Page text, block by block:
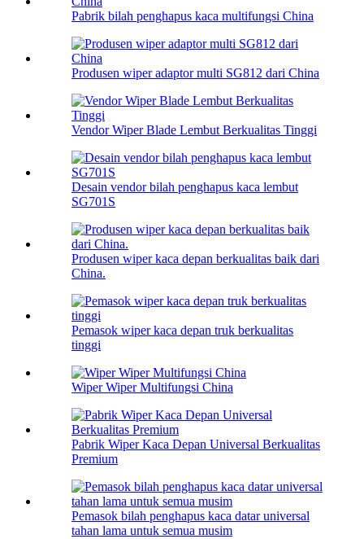
Pabrik bilah penghapus kaca multifungsi China
Produsen wiper adaptor multi SG812 dari China
Vendor Wiper Blade Lembut Berkualitas Tinggi
Desain vendor bilah penghapus kaca lembut
SG701S
Produsen wiper kaca depan berkualitas baik dari
China.
Pemasok wiper kaca depan truk berkualitas
tinggi
Wiper Wiper Multifungsi China
Pabrik Wiper Kaca Depan Universal Berkualitas
Premium
Pemasok bilah penghapus kaca datar universal
tahan lama untuk semua musim